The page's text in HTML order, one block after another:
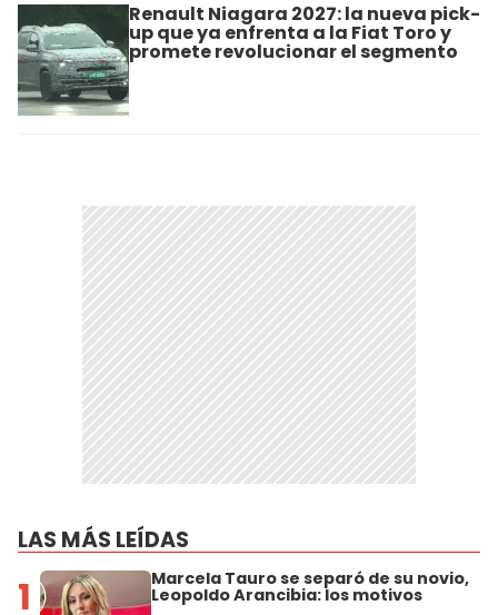
Renault Niagara 2027: la nueva pick-
up que ya enfrenta a la Fiat Toro y
promete revolucionar el segmento
LAS MÁS LEÍDAS
1 Marcela Tauro se separó de su novio,
Leopoldo Arancibia: los motivos